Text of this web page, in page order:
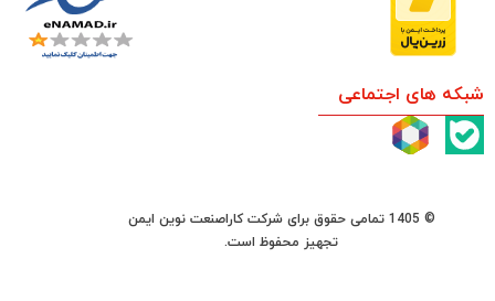
شبکه های اجتماعی
© 1405 تمامی حقوق برای شرکت کاراصنعت نوین ایمن
تجهیز محفوظ است.